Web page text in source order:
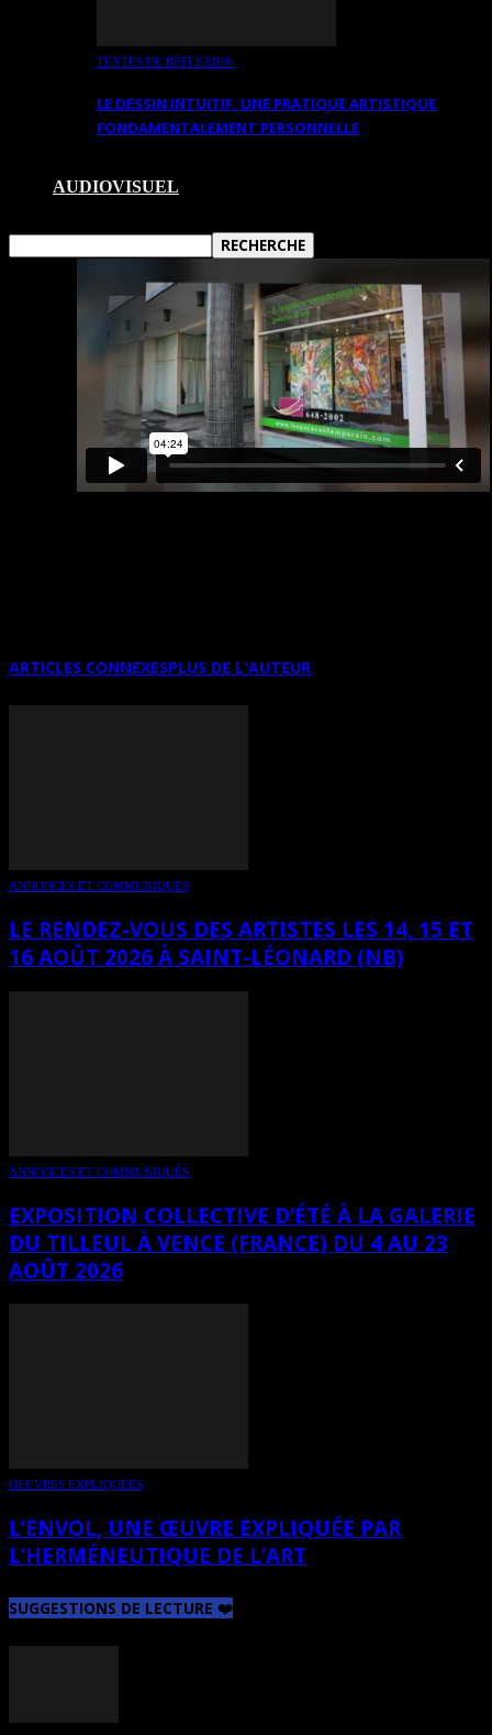
TEXTES DE RÉFLEXION
LE DESSIN INTUITIF. UNE PRATIQUE ARTISTIQUE
FONDAMENTALEMENT PERSONNELLE
AUDIOVISUEL
ARTICLES CONNEXESPLUS DE L'AUTEUR
ANNONCES ET COMMUNIQUÉS
LE RENDEZ-VOUS DES ARTISTES LES 14, 15 ET
16 AOÛT 2026 À SAINT-LÉONARD (NB)
ANNONCES ET COMMUNIQUÉS
EXPOSITION COLLECTIVE D’ÉTÉ À LA GALERIE
DU TILLEUL À VENCE (FRANCE) DU 4 AU 23
AOÛT 2026
OEUVRES EXPLIQUÉES
L’ENVOL, UNE ŒUVRE EXPLIQUÉE PAR
L’HERMÉNEUTIQUE DE L’ART
SUGGESTIONS DE LECTURE ❤️